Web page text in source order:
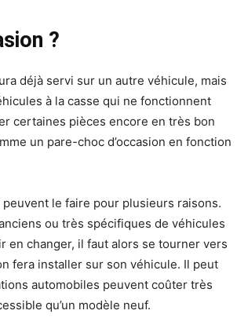
?
déjà servi sur un autre véhicule, mais
à la casse qui ne fonctionnent
certaines pièces encore en très bon
un pare-choc d’occasion en fonction
le faire pour plusieurs raisons.
ou très spécifiques de véhicules
en changer, il faut alors se tourner vers
fera installer sur son véhicule. Il peut
automobiles peuvent coûter très
qu’un modèle neuf.